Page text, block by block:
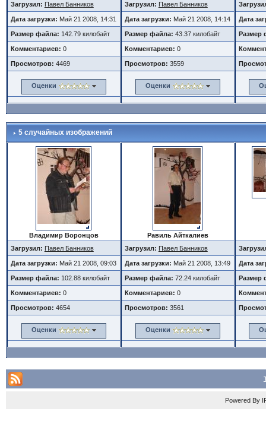
Загрузил: Павел Банников
Дата загрузки: Май 21 2008, 14:31
Размер файла: 142.79 килобайт
Комментариев: 0
Просмотров: 4469
Оценки
Загрузил: Павел Банников
Дата загрузки: Май 21 2008, 14:14
Размер файла: 43.37 килобайт
Комментариев: 0
Просмотров: 3559
Оценки
Дата
Размер
5 случайных изображений
Владимир Воронцов
Загрузил: Павел Банников
Дата загрузки: Май 21 2008, 09:03
Размер файла: 102.88 килобайт
Комментариев: 0
Просмотров: 4654
Оценки
Равиль Айткалиев
Загрузил: Павел Банников
Дата загрузки: Май 21 2008, 13:49
Размер файла: 72.24 килобайт
Комментариев: 0
Просмотров: 3561
Оценки
Дата
Размер
Powered By